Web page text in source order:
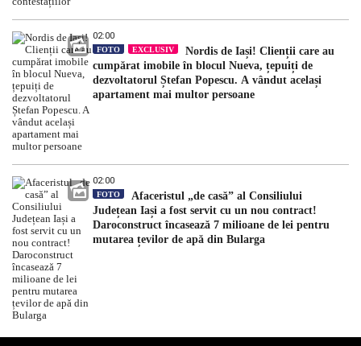
02:00
FOTO EXCLUSIV
Nordis de Iași! Clienții care au
cumpărat imobile în blocul Nueva, țepuiți de
dezvoltatorul Ștefan Popescu. A vândut același
apartament mai multor persoane
02:00
FOTO
Afaceristul „de casă” al Consiliului
Județean Iași a fost servit cu un nou contract!
Daroconstruct încasează 7 milioane de lei pentru
mutarea țevilor de apă din Bularga